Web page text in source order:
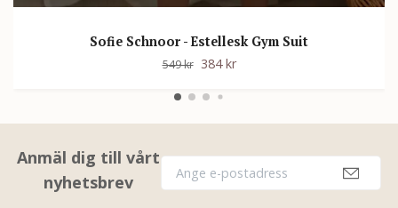
Sofie Schnoor - Estellesk Gym Suit
549 kr 384 kr
Anmäl dig till vårt
nyhetsbrev